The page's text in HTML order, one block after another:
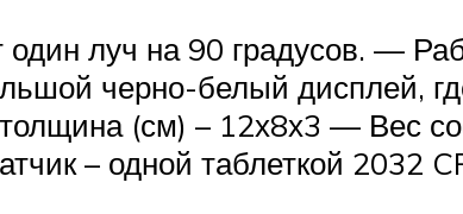
луч на 90 градусов. —
черно-белый дисплей,
(см) – 12х8х3 — Вес
– одной таблеткой 2032